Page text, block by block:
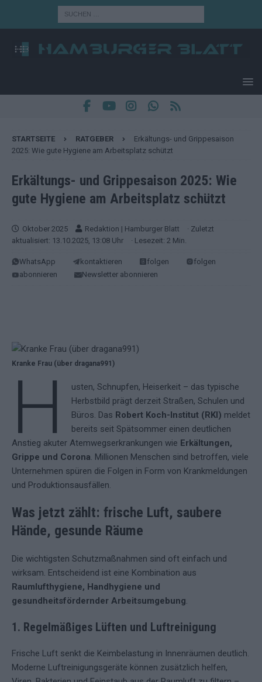
STARTSEITE RATGEBER
Erkältungs- und Grippesaison
2025: Wie gute Hygiene am Arbeitsplatz schützt
Erkältungs- und Grippesaison 2025: Wie
gute Hygiene am Arbeitsplatz schützt
Oktober 2025 Redaktion | Hamburger Blatt
· Zuletzt
aktualisiert: 13.10.2025, 13:08 Uhr
· Lesezeit: 2 Min.
WhatsApp kontaktieren folgen
folgen
abonnieren
Newsletter abonnieren
Kranke Frau (über dragana991)
H
usten, Schnupfen, Heiserkeit – das typische
Herbstbild prägt derzeit Straßen, Schulen und
Büros. Das Robert Koch-Institut (RKI) meldet
bereits seit Spätsommer einen deutlichen
Anstieg akuter Atemwegserkrankungen wie Erkältungen,
Grippe und Corona. Millionen Menschen sind betroffen, viele
Unternehmen spüren die Folgen in Form von Krankmeldungen
und Produktionsausfällen.
Was jetzt zählt: frische Luft, saubere
Hände, gesunde Räume
Die wichtigsten Schutzmaßnahmen sind oft einfach und
wirksam. Entscheidend ist eine Kombination aus
Raumlufthygiene, Handhygiene und
gesundheitsfördernder Arbeitsumgebung.
1. Regelmäßiges Lüften und Luftreinigung
Frische Luft senkt die Keimbelastung in Innenräumen deutlich.
Moderne Luftreinigungsgeräte können zusätzlich helfen,